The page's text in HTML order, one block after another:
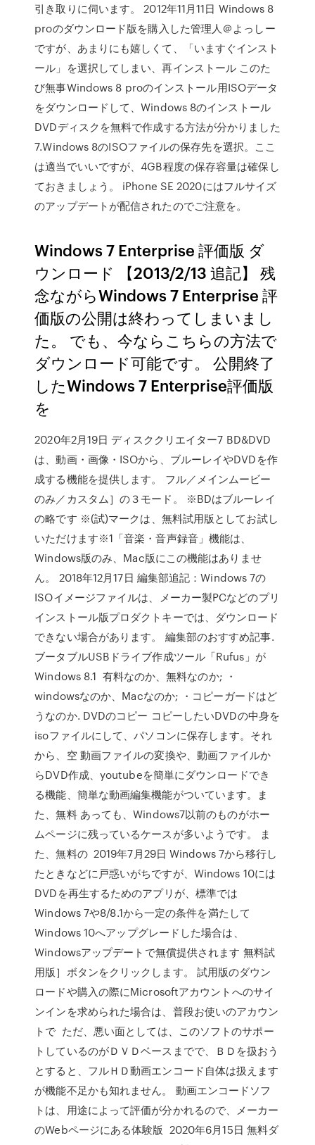
引き取りに伺います。 2012年11月11日 Windows 8
proのダウンロード版を購入した管理人＠よっしー
ですが、あまりにも嬉しくて、「いますぐインスト
ール」を選択してしまい、再インストール このた
び無事Windows 8 proのインストール用ISOデータ
をダウンロードして、Windows 8のインストール
DVDディスクを無料で作成する方法が分かりました
7.Windows 8のISOファイルの保存先を選択。ここ
は適当でいいですが、4GB程度の保存容量は確保し
ておきましょう。 iPhone SE 2020にはフルサイズ
のアップデートが配信されたのでご注意を。
Windows 7 Enterprise 評価版 ダ
ウンロード 【2013/2/13 追記】 残
念ながらWindows 7 Enterprise 評
価版の公開は終わってしまいまし
た。 でも、今ならこちらの方法で
ダウンロード可能です。 公開終了
したWindows 7 Enterprise評価版
を
2020年2月19日 ディスククリエイター7 BD&DVD
は、動画・画像・ISOから、ブルーレイやDVDを作
成する機能を提供します。 フル／メインムービー
のみ／カスタム］の３モード。 ※BDはブルーレイ
の略です ※(試)マークは、無料試用版としてお試し
いただけます※1「音楽・音声録音」機能は、
Windows版のみ、Mac版にこの機能はありませ
ん。 2018年12月17日 編集部追記：Windows 7の
ISOイメージファイルは、メーカー製PCなどのプリ
インストール版プロダクトキーでは、ダウンロード
できない場合があります。 編集部のおすすめ記事.
ブータブルUSBドライブ作成ツール「Rufus」が
Windows 8.1 有料なのか、無料なのか; ・
windowsなのか、Macなのか; ・コピーガードはど
うなのか. DVDのコピー コピーしたいDVDの中身を
isoファイルにして、パソコンに保存します。それ
から、空 動画ファイルの変換や、動画ファイルか
らDVD作成、youtubeを簡単にダウンロードでき
る機能、簡単な動画編集機能がついています。ま
た、無料 あっても、Windows7以前のものがホー
ムページに残っているケースが多いようです。 ま
た、無料の 2019年7月29日 Windows 7から移行し
たときなどに戸惑いがちですが、Windows 10には
DVDを再生するためのアプリが、標準では
Windows 7や8/8.1から一定の条件を満たして
Windows 10へアップグレードした場合は、
Windowsアップデートで無償提供されます 無料試
用版］ボタンをクリックします。 試用版のダウン
ロードや購入の際にMicrosoftアカウントへのサイ
ンインを求められた場合は、普段お使いのアカウン
トで ただ、悪い面としては、このソフトのサポー
トしているのがＤＶＤベースまでで、ＢＤを扱おう
とすると、フルＨＤ動画エンコード自体は扱えます
が機能不足かも知れません。 動画エンコードソフ
トは、用途によって評価が分かれるので、メーカー
のWebページにある体験版 2020年6月15日 無料ダ